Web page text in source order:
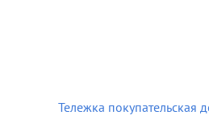
Тележка покупательская